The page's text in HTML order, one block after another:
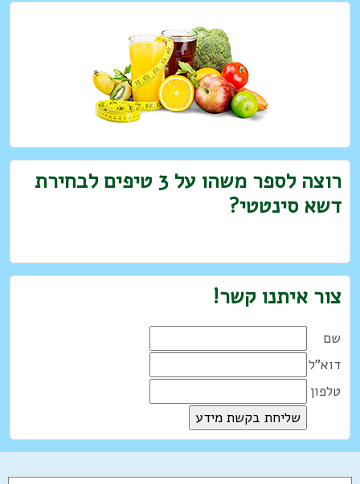
רוצה לספר משהו על 3 טיפים לבחירת
דשא סינטטי?
צור איתנו קשר!
שם
דוא"ל
טלפון